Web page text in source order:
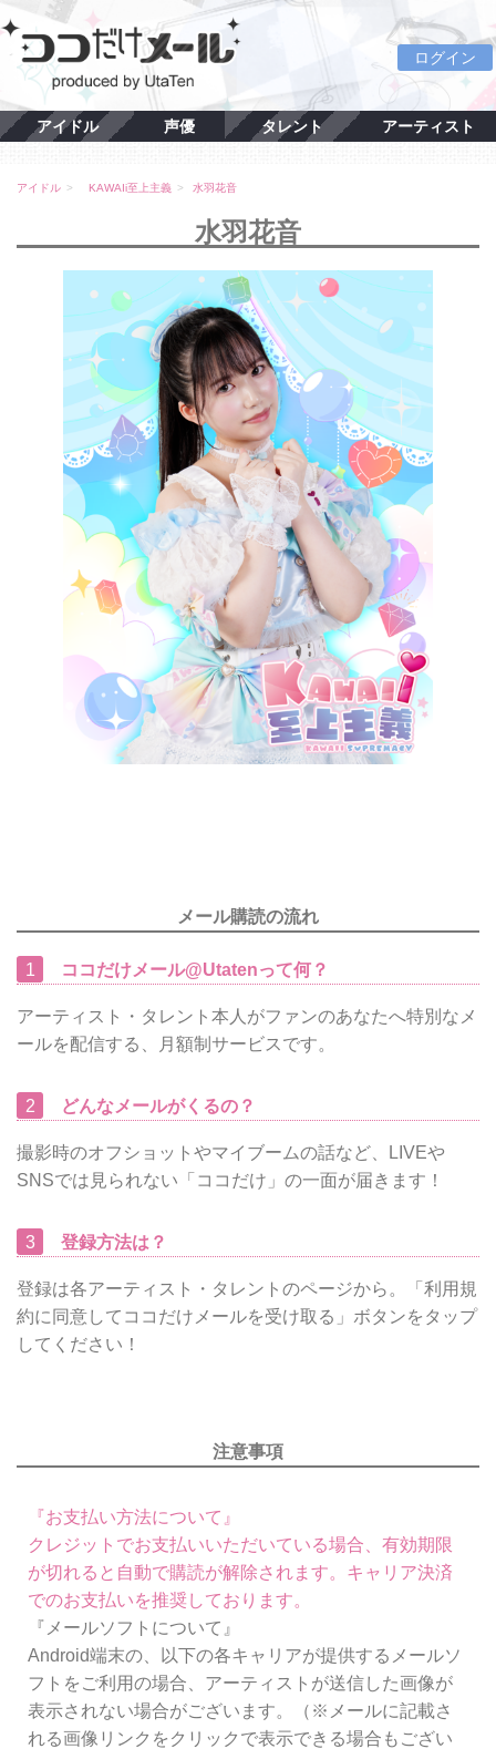
ログイン
アイドル 声優 タレント アーティスト
アイドル KAWAIi至上主義 水羽花音
水羽花音
メール購読の流れ
1 ココだけメール@Utatenって何？
アーティスト・タレント本人がファンのあなたへ特別なメ
ールを配信する、月額制サービスです。
2 どんなメールがくるの？
撮影時のオフショットやマイブームの話など、LIVEや
SNSでは見られない「ココだけ」の一面が届きます！
3 登録方法は？
登録は各アーティスト・タレントのページから。「利用規
約に同意してココだけメールを受け取る」ボタンをタップ
してください！
注意事項
『お支払い方法について』
クレジットでお支払いいただいている場合、有効期限
が切れると自動で購読が解除されます。キャリア決済
でのお支払いを推奨しております。
『メールソフトについて』
Android端末の、以下の各キャリアが提供するメールソ
フトをご利用の場合、アーティストが送信した画像が
表示されない場合がございます。（※メールに記載さ
れる画像リンクをクリックで表示できる場合もござい